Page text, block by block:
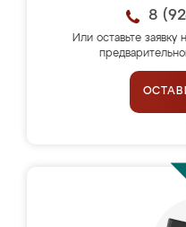
8
Или оставьте заявку